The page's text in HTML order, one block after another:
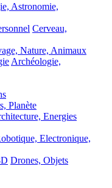
Astronomie,
Cerveau,
Nature, Animaux
Archéologie,
Planète
Energies
Electronique,
Drones, Objets